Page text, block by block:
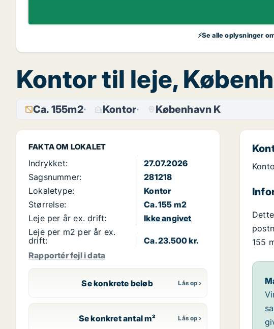
⚡Se alle oplysninger
Kontor til leje,
Ca. 155m2 Kontor København K
FAKTA OM LOKALET
Indrykket:
27.07.2026
Sagsnummer:
281218
Lokaletype:
Kontor
Størrelse:
Ca. 155 m2
Leje per år ex. drift:
Ikke angivet
Leje per m2 per år ex.
drift:
Ca. 23.500 kr.
Rapportér fejl i data
Se konkrete beløb
Se konkret antal m²
155